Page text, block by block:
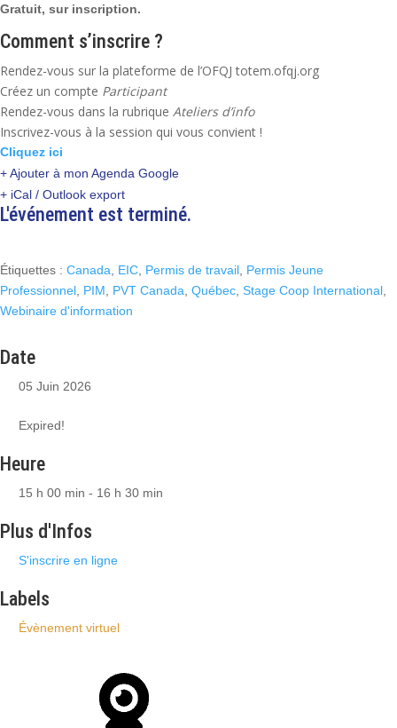
Gratuit, sur inscription.
Comment s’inscrire ?
Rendez-vous sur la plateforme de l’OFQJ totem.ofqj.org
Créez un compte Participant
Rendez-vous dans la rubrique Ateliers d’info
Inscrivez-vous à la session qui vous convient !
Cliquez ici
+ Ajouter à mon Agenda Google
+ iCal / Outlook export
L'événement est terminé.
Étiquettes : Canada EIC Permis de travail Permis Jeune
Professionnel PIM PVT Canada Québec Stage Coop International
Webinaire d'information
Date
05 Juin 2026
Expired!
Heure
15 h 00 min - 16 h 30 min
Plus d'Infos
S'inscrire en ligne
Labels
Évènement virtuel